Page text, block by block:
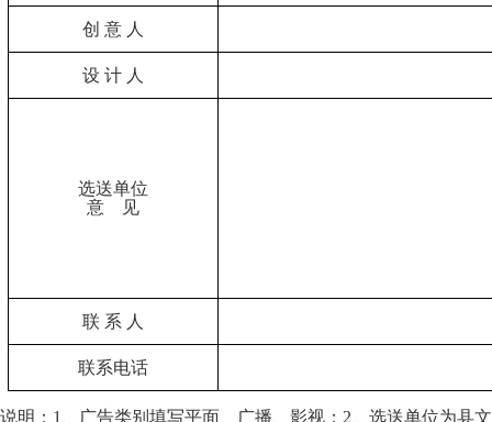
创 意 人
设 计 人
选送单位
意 见
联 系 人
联系电话
说明：1、广告类别填写平面、广播、影视；2、选送单位为县